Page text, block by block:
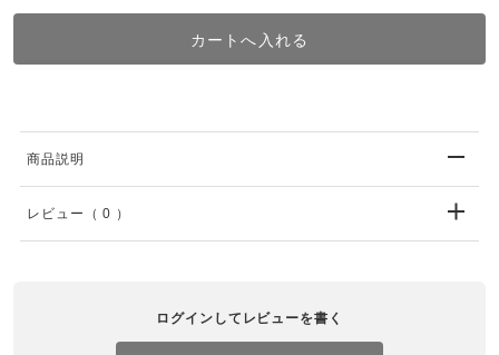
商品説明
レビュー （ 0 ）
ログインしてレビューを書く